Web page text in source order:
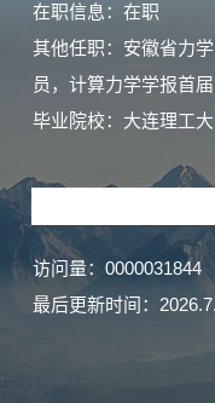
在职信息：在职
其他任职：安徽省力
员，计算力学学报首
毕业院校：大连理工
访问量： 0000031844
最后更新时间： 2026.7.